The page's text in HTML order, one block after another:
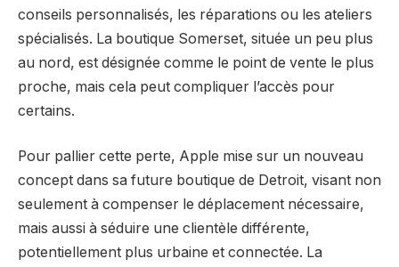
conseils personnalisés, les réparations ou les ateliers
spécialisés. La boutique Somerset, située un peu plus
au nord, est désignée comme le point de vente le plus
proche, mais cela peut compliquer l’accès pour
certains.
Pour pallier cette perte, Apple mise sur un nouveau
concept dans sa future boutique de Detroit, visant non
seulement à compenser le déplacement nécessaire,
mais aussi à séduire une clientèle différente,
potentiellement plus urbaine et connectée. La